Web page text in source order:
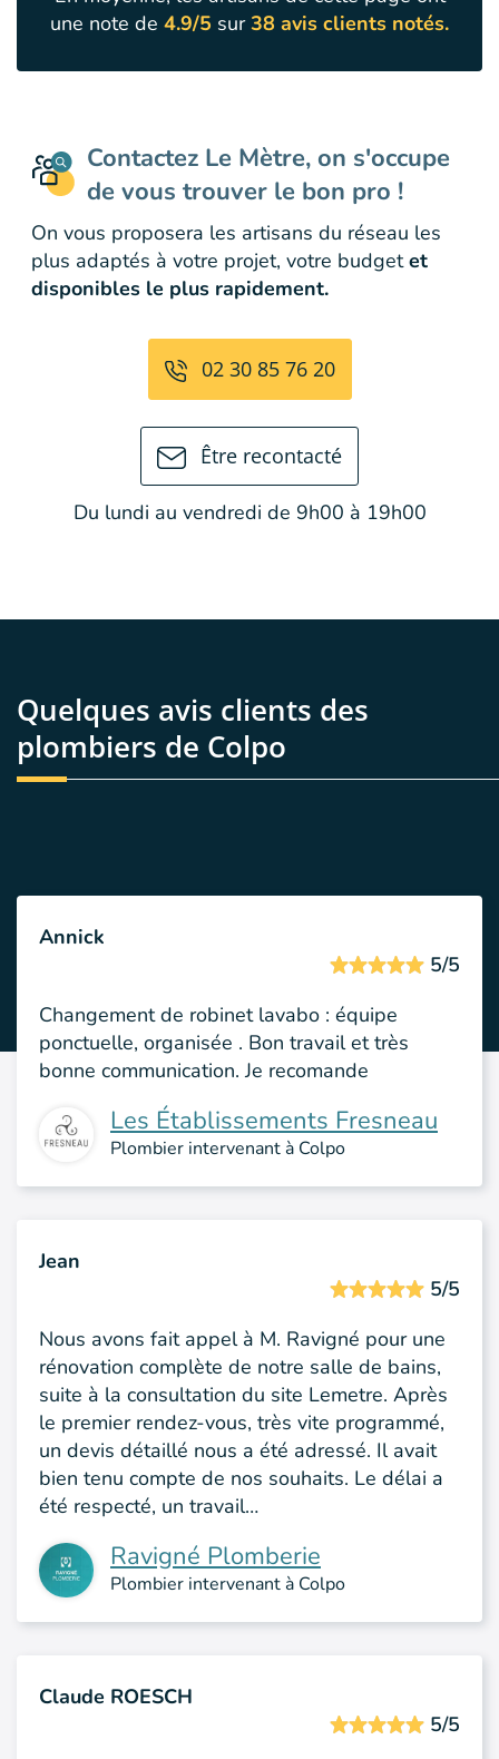
une note de 4.9/5 sur38 avis clients notés.
Contactez Le Mètre, on s'occupe
de vous trouver le bon pro !
On vous proposera les artisans du réseau les
plus adaptés à votre projet, votre budgetet
disponibles le plus rapidement.
02 30 85 76 20
Être recontacté
Du lundi au vendredi de 9h00 à 19h00
Quelques avis clients des
plombiers de Colpo
Annick
5/5
Changement de robinet lavabo : équipe
ponctuelle, organisée . Bon travail et très
bonne communication. Je recomande
Les Établissements Fresneau
Plombier intervenant à Colpo
Jean
5/5
Nous avons fait appel à M. Ravigné pour une
rénovation complète de notre salle de bains,
suite à la consultation du site Lemetre. Après
le premier rendez-vous, très vite programmé,
un devis détaillé nous a été adressé. Il avait
bien tenu compte de nos souhaits. Le délai a
été respecté, un travail…
Ravigné Plomberie
Plombier intervenant à Colpo
Claude ROESCH
5/5